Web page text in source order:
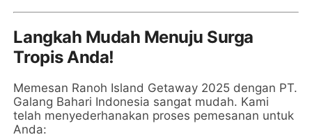
Langkah Mudah Menuju Surga
Tropis Anda!
Memesan Ranoh Island Getaway 2025 dengan PT.
Galang Bahari Indonesia sangat mudah. Kami
telah menyederhanakan proses pemesanan untuk
Anda: